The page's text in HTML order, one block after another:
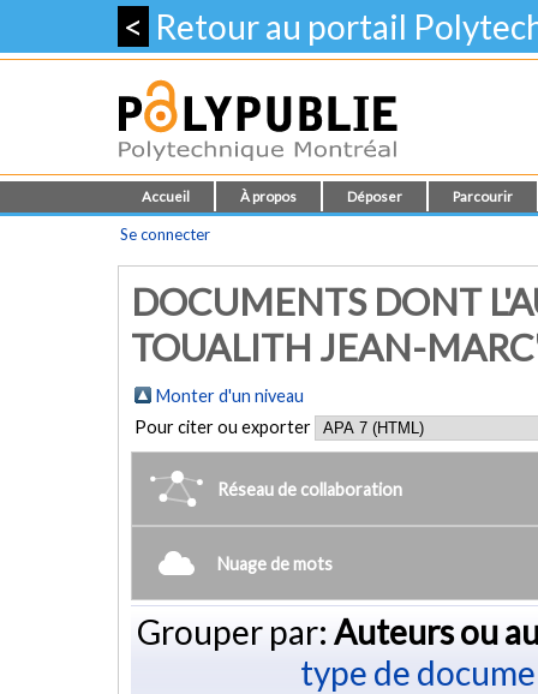
< Retour au portail
Accueil À propos Déposer Parcourir
Se connecter
DOCUMENTS DONT
TOUALITH JEAN-
Monter d'un niveau
Pour citer ou exporter
Réseau de collaboration
Nuage de mots
Grouper par: Auteurs ou
type de